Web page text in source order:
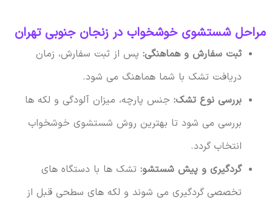
مراحل شستشوی خوشخواب در زنجان جنوبی تهران
ثبت سفارش و هماهنگی:پس از ثبت سفارش، زمان
دریافت تشک با شما هماهنگ می شود.
بررسی نوع تشک:جنس پارچه، میزان آلودگی و لکه ها
بررسی می شود تا بهترین روش شستشوی خوشخواب
انتخاب گردد.
گردگیری و پیش شستشو:تشک ها با دستگاه های
تخصصی گردگیری می شوند و لکه های سطحی قبل از